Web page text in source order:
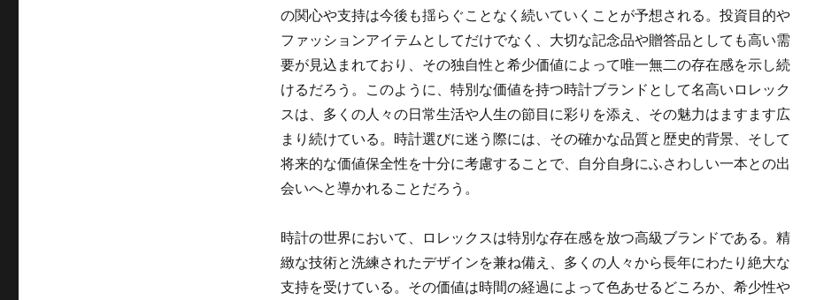
の関心や支持は今後も揺らぐことなく続いていくことが予想される。投資目的や
ファッションアイテムとしてだけでなく、大切な記念品や贈答品としても高い需
要が見込まれており、その独自性と希少価値によって唯一無二の存在感を示し続
けるだろう。このように、特別な価値を持つ時計ブランドとして名高いロレック
スは、多くの人々の日常生活や人生の節目に彩りを添え、その魅力はますます広
まり続けている。時計選びに迷う際には、その確かな品質と歴史的背景、そして
将来的な価値保全性を十分に考慮することで、自分自身にふさわしい一本との出
会いへと導かれることだろう。
時計の世界において、ロレックスは特別な存在感を放つ高級ブランドである。精
緻な技術と洗練されたデザインを兼ね備え、多くの人々から長年にわたり絶大な
支持を受けている。その価値は時間の経過によって色あせるどころか、希少性や